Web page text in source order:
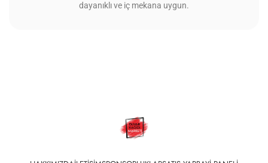
dayanıklı ve iç mekana uygun.